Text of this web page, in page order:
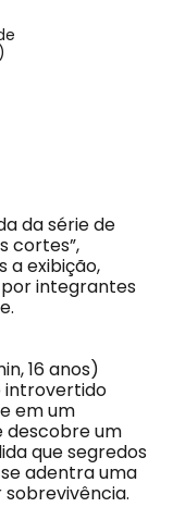
da série de
cortes”,
a exibição,
integrantes
16 anos)
introvertido
em um
descobre um
que segredos
adentra uma